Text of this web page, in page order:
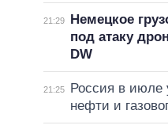
21:29
Немецкое
под атаку
DW
21:25
Россия в июле
нефти и